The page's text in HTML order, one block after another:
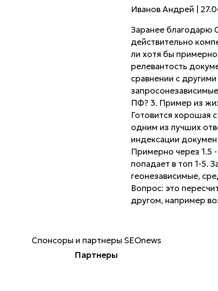
Иванов Андрей |
Заранее благодарю
действительно
ли хотя бы
релевантость
сравнении с
ПФ? 3. Пример из
Готовится хорошая
одним из лучших
индексации
Примерно через 1.5
попадает в топ 1-5.
геонезависимые,
Вопрос: это
другом, например
Спонсоры и партнеры SEOnews
Партнеры